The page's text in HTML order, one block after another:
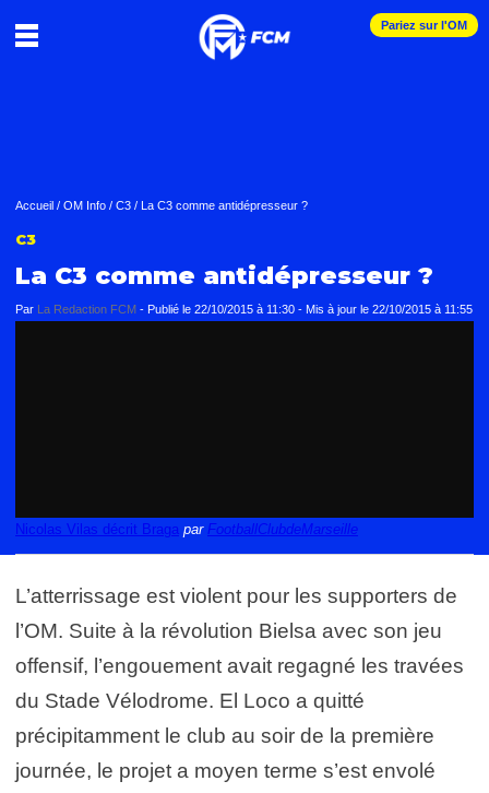
Pariez sur l'OM
Accueil / OM Info / C3 / La C3 comme antidépresseur ?
C3
La C3 comme antidépresseur ?
Par La Redaction FCM - Publié le 22/10/2015 à 11:30 - Mis à jour le 22/10/2015 à 11:55
Nicolas Vilas décrit Braga par FootballClubdeMarseille
L’atterrissage est violent pour les supporters de
l’OM. Suite à la révolution Bielsa avec son jeu
offensif, l’engouement avait regagné les travées
du Stade Vélodrome. El Loco a quitté
précipitamment le club au soir de la première
journée, le projet a moyen terme s’est envolé